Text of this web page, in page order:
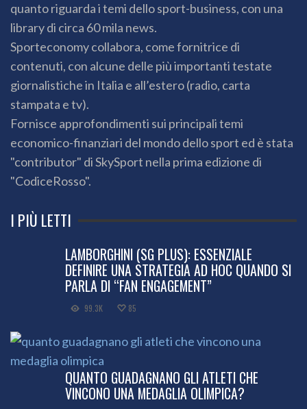
quanto riguarda i temi dello sport-business, con una
library di circa 60 mila news.
Sporteconomy collabora, come fornitrice di
contenuti, con alcune delle più importanti testate
giornalistiche in Italia e all’estero (radio, carta
stampata e tv).
Fornisce approfondimenti sui principali temi
economico-finanziari del mondo dello sport ed è stata
"contributor" di SkySport nella prima edizione di
"CodiceRosso".
I PIÙ LETTI
LAMBORGHINI (SG PLUS): ESSENZIALE
DEFINIRE UNA STRATEGIA AD HOC QUANDO SI
PARLA DI “FAN ENGAGEMENT”
99.3K 85
QUANTO GUADAGNANO GLI ATLETI CHE
VINCONO UNA MEDAGLIA OLIMPICA?